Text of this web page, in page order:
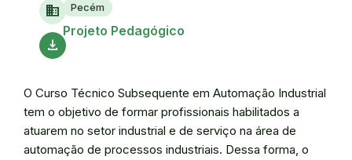
domain
Pecém
download
Projeto Pedagógico
O Curso Técnico Subsequente em Automação Industrial
tem o objetivo de formar profissionais habilitados a
atuarem no setor industrial e de serviço na área de
automação de processos industriais. Dessa forma, o